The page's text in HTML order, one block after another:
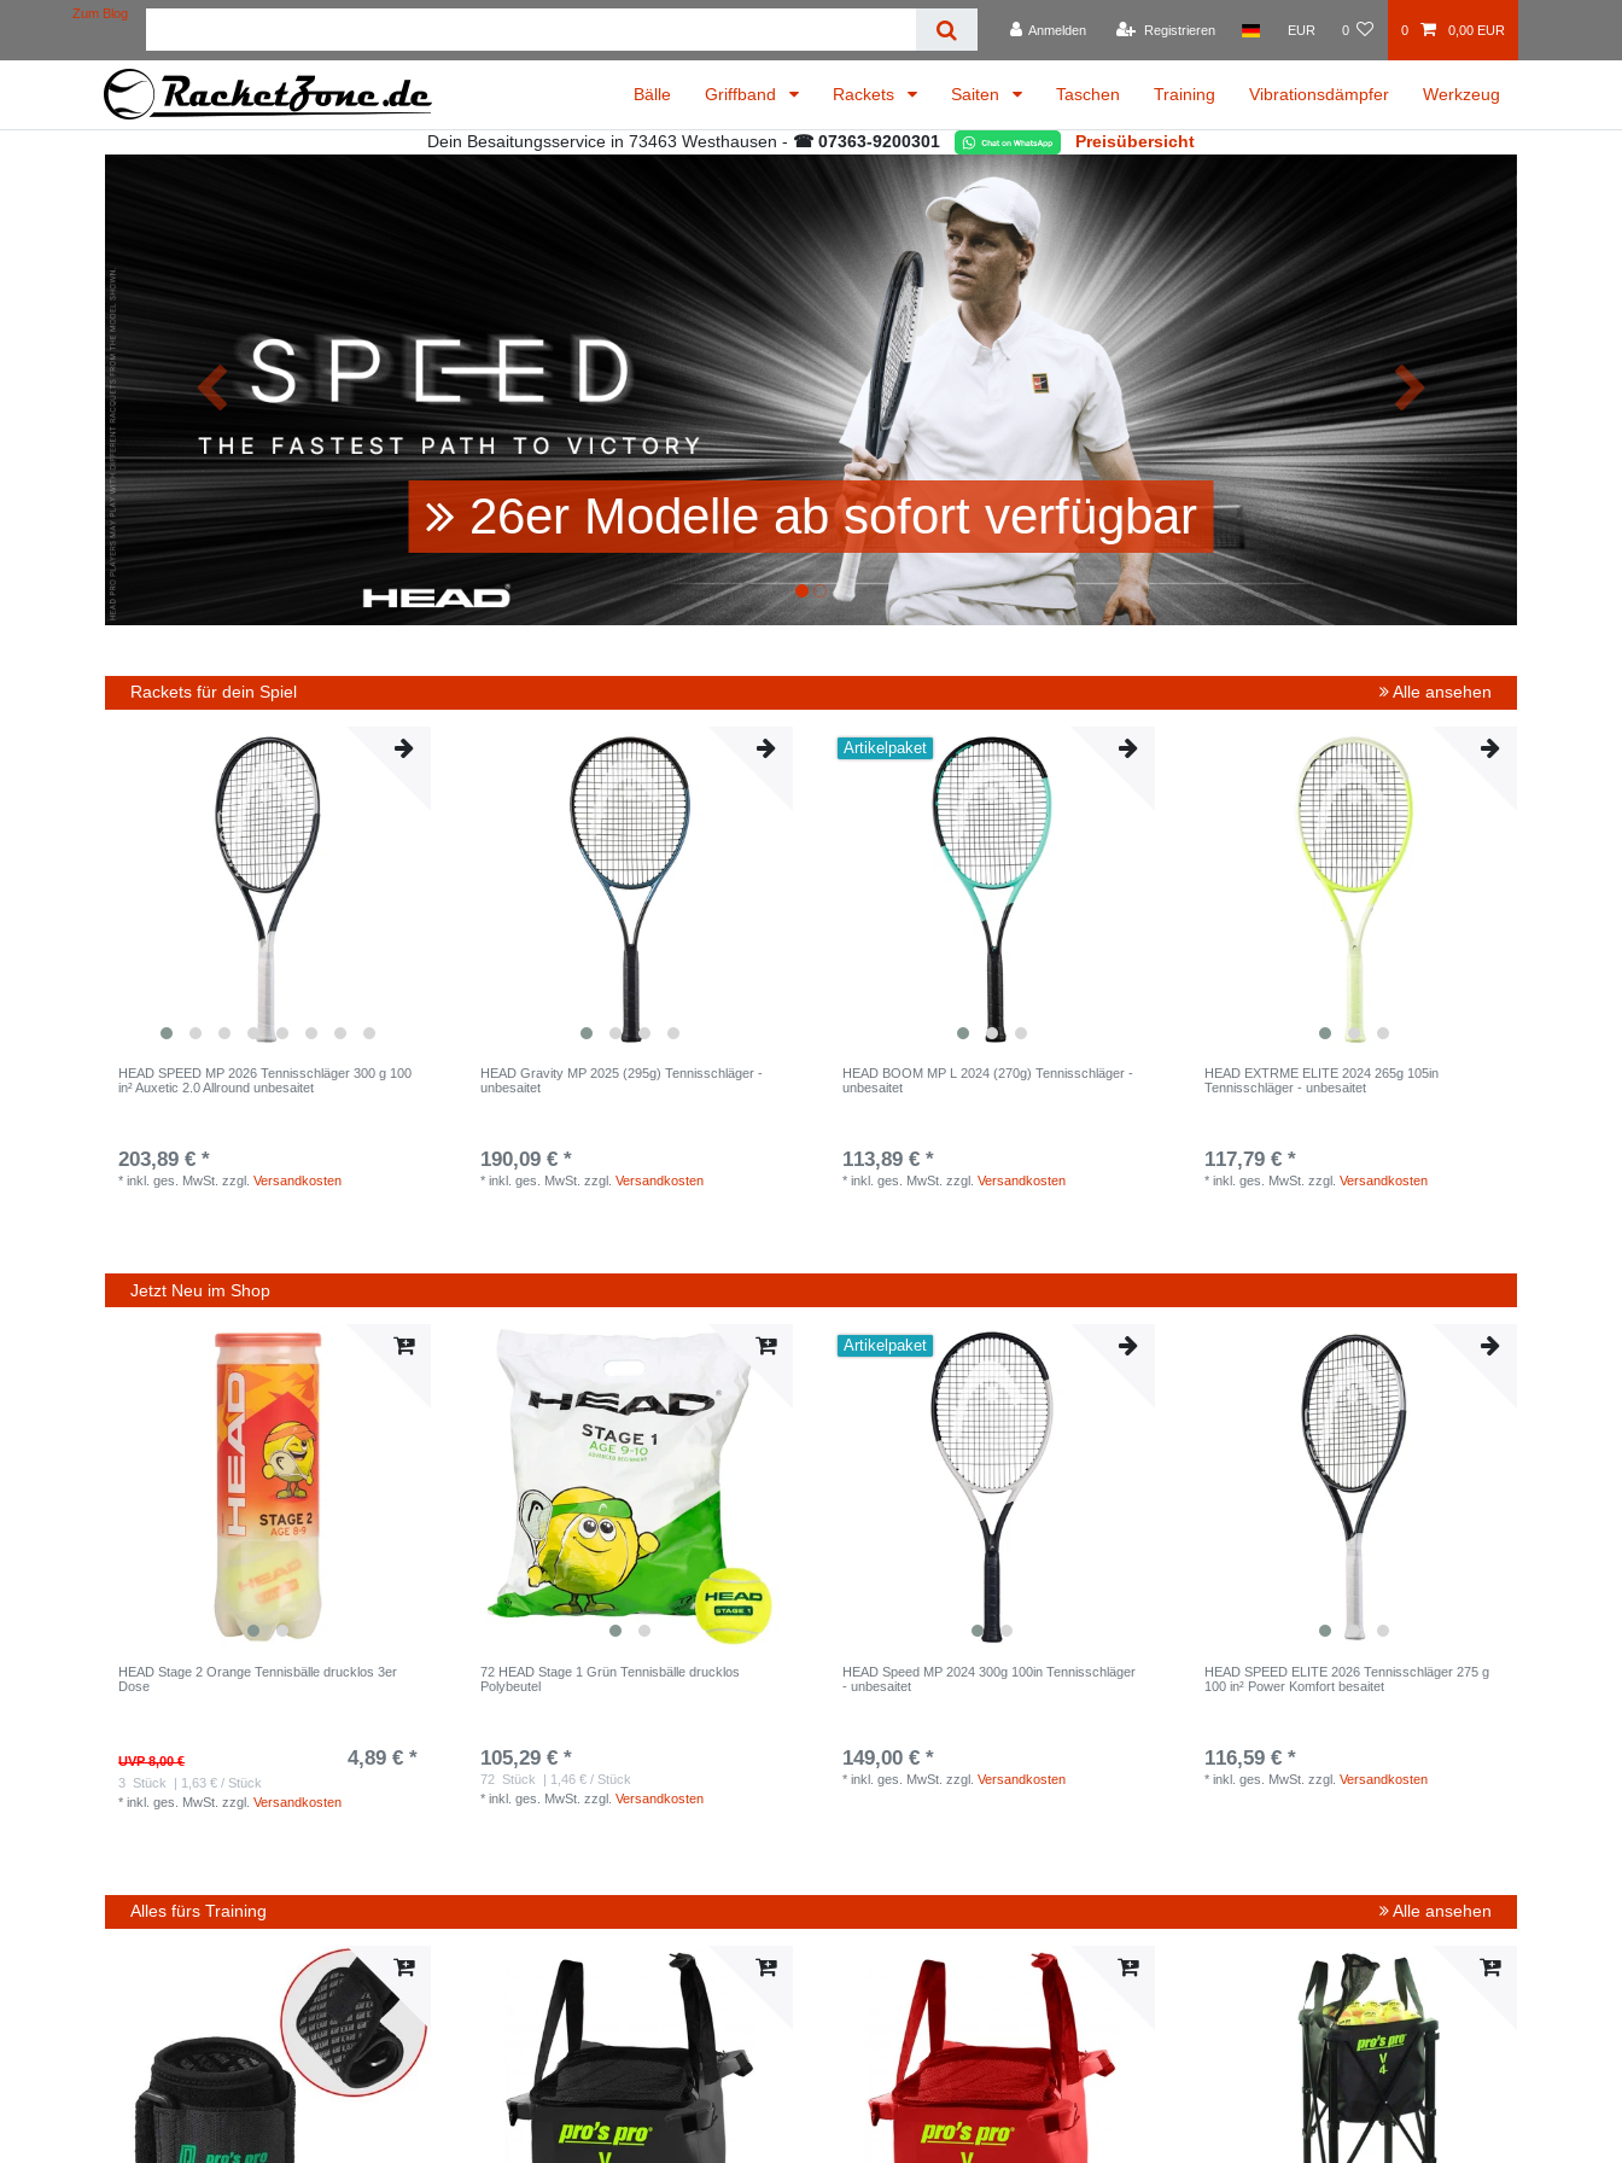
Zum Blog
Anmelden
Registrieren EUR 0 0 0,00 EUR
Bälle Griffband Rackets Saiten Taschen Training Vibrationsdämpfer Werkzeug
Dein Besaitungsservice in 73463 Westhausen - ☎ 07363-9200301 Preisübersicht
26er Modelle ab sofort verfügbar
Zurück Nächste
Rackets für dein Spiel Alle ansehen
HEAD SPEED MP 2026 Tennisschläger 300 g 100
in² Auxetic 2.0 Allround unbesaitet
203,89 € *
*inkl. ges. MwSt. zzgl.Versandkosten
HEAD Gravity MP 2025 (295g) Tennisschläger -
unbesaitet
190,09 € *
*inkl. ges. MwSt. zzgl.Versandkosten
Artikelpaket
HEAD BOOM MP L 2024 (270g) Tennisschläger -
unbesaitet
113,89 € *
*inkl. ges. MwSt. zzgl.Versandkosten
HEAD EXTRME ELITE 2024 265g 105in
Tennisschläger - unbesaitet
117,79 € *
*inkl. ges. MwSt. zzgl.Versandkosten
Jetzt Neu im Shop
HEAD Stage 2 Orange Tennisbälle drucklos 3er
Dose
UVP 8,00 € 4,89 € *
3 Stück
| 1,63 € / Stück
*inkl. ges. MwSt. zzgl.Versandkosten
72 HEAD Stage 1 Grün Tennisbälle drucklos
Polybeutel
105,29 € *
72 Stück
| 1,46 € / Stück
*inkl. ges. MwSt. zzgl.Versandkosten
Artikelpaket
HEAD Speed MP 2024 300g 100in Tennisschläger
- unbesaitet
149,00 € *
*inkl. ges. MwSt. zzgl.Versandkosten
HEAD SPEED ELITE 2026 Tennisschläger 275 g
100 in² Power Komfort besaitet
116,59 € *
*inkl. ges. MwSt. zzgl.Versandkosten
Alles fürs Training Alle ansehen